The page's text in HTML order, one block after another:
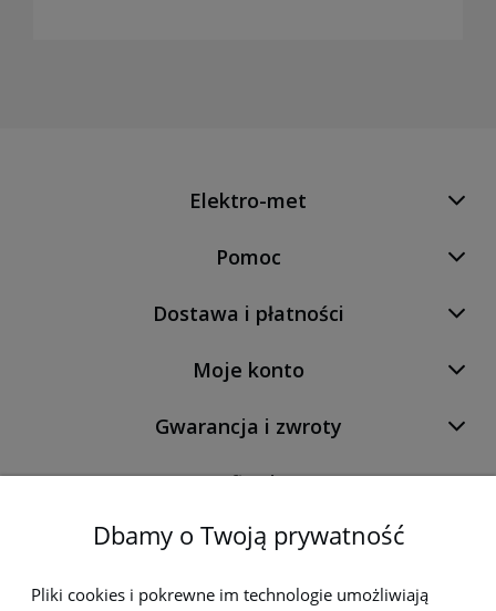
Elektro-met
Pomoc
Dostawa i płatności
Moje konto
Gwarancja i zwroty
O firmie
Newsletter
Dbamy o Twoją prywatność
Pliki cookies i pokrewne im technologie umożliwiają